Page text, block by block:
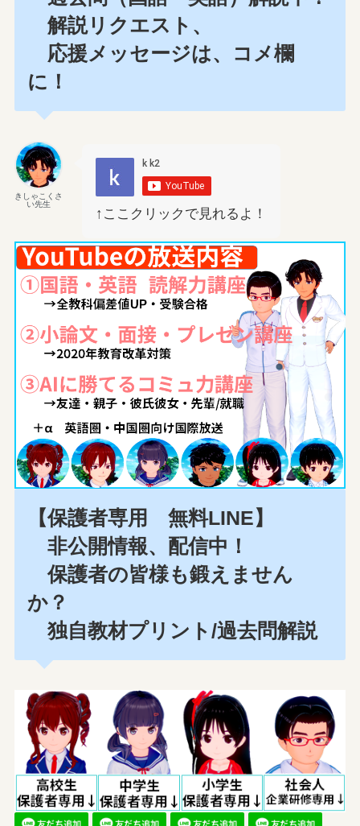
解説リクエスト、
応援メッセージは、コメ欄
に！
きしゃこくさ
い先生
↑ここクリックで見れるよ！
【保護者専用 無料LINE】
非公開情報、配信中！
保護者の皆様も鍛えません
か？
独自教材プリント/過去問解説